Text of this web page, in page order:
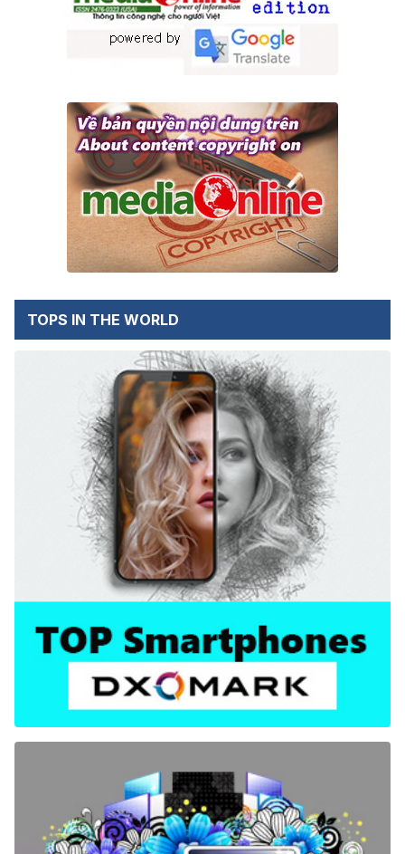
TOPS IN THE WORLD